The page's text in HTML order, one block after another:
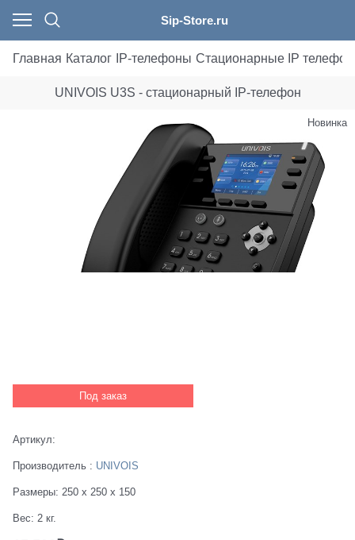
Sip-Store.ru
Главная Каталог IP-телефоны Стационарные IP
UNIVOIS U3S - стационарный IP-телефон
Новинка
Под заказ
Артикул:
Производитель : UNIVOIS
Размеры: 250 x 250 x 150
Вес: 2 кг.